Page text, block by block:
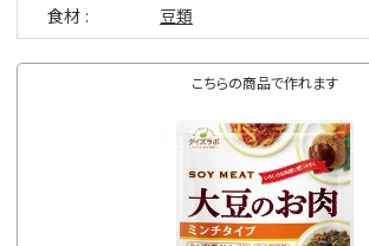
食材
豆類
こちらの商品で作れます